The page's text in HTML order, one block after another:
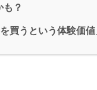
も？
買うという体験価値